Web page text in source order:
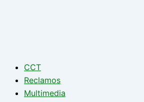
CCT
Reclamos
Multimedia